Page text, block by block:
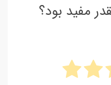
مفید بود؟